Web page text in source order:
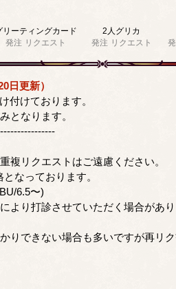
リーティングカード
発注 リクエスト
2人グリカ
発注 リクエスト
日更新）
付けております。
なります。
リクエストはご遠慮ください。
なっております。
6.5〜)
より打診させていただく場合があ
りできない場合も多いですが再リ